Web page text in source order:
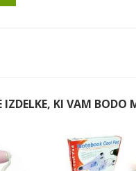
IZDELKE, KI VAM BODO